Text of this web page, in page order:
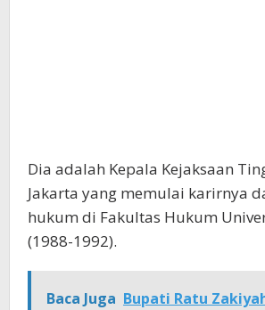
Dia adalah Kepala Kejaksaan
Jakarta yang memulai karirnya
hukum di Fakultas Hukum
(1988-1992).
Baca Juga Bupati Ratu